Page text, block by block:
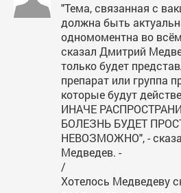
"Тема, связанная с
должна быть
одномоментна во
сказал Дмитрий
только будет
препарат или группа
которые будут
ИНАЧЕ
БОЛЕЗНЬ БУДЕТ
НЕВОЗМОЖНО", -
Медведев. -
/
Хотелось Медведеву